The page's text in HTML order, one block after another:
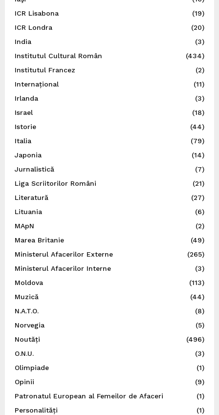
ICR Lisabona
(19)
ICR Londra
(20)
India
(3)
Institutul Cultural Român
(434)
Institutul Francez
(2)
Internațional
(11)
Irlanda
(3)
Israel
(18)
Istorie
(44)
Italia
(79)
Japonia
(14)
Jurnalistică
(7)
Liga Scriitorilor Români
(21)
Literatură
(27)
Lituania
(6)
MApN
(2)
Marea Britanie
(49)
Ministerul Afacerilor Externe
(265)
Ministerul Afacerilor Interne
(3)
Moldova
(113)
Muzică
(44)
N.A.T.O.
(8)
Norvegia
(5)
Noutăți
(496)
O.N.U.
(3)
Olimpiade
(1)
Opinii
(9)
Patronatul European al Femeilor de Afaceri
(1)
Personalități
(1)